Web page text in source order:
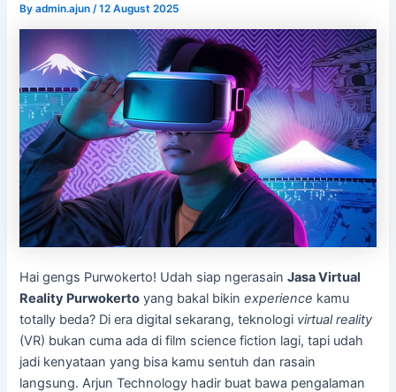
Byadmin.ajun /12 August 2025
Hai gengs Purwokerto! Udah siap ngerasainJasa Virtual
Reality Purwokerto yang bakal bikinexperience kamu
totally beda? Di era digital sekarang, teknologi virtual reality
(VR) bukan cuma ada di film science fiction lagi, tapi udah
jadi kenyataan yang bisa kamu sentuh dan rasain
langsung. Arjun Technology hadir buat bawa pengalaman